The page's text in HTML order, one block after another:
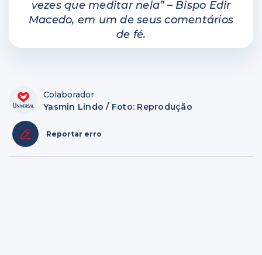
vezes que meditar nela” – Bispo Edir
Macedo, em um de seus comentários
de fé.
Colaborador
Yasmin Lindo / Foto: Reprodução
Reportar erro